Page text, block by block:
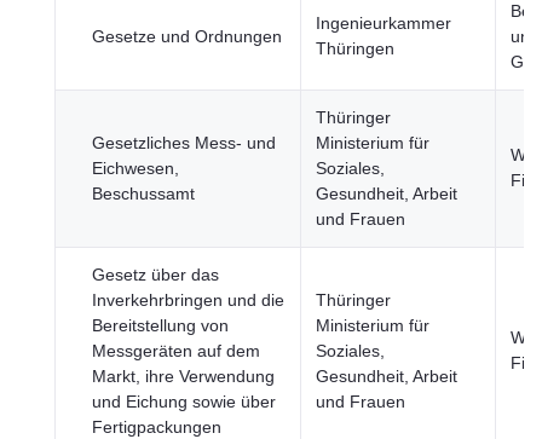
Gesetze und Ordnungen
Ingenieurkammer
Thüringen
und
Gesetzliches Mess- und
Eichwesen,
Beschussamt
Thüringer
Ministerium für
Soziales,
Gesundheit, Arbeit
und Frauen
Gesetz über das
Inverkehrbringen und die
Bereitstellung von
Messgeräten auf dem
Markt, ihre Verwendung
und Eichung sowie über
Fertigpackungen
Thüringer
Ministerium für
Soziales,
Gesundheit, Arbeit
und Frauen